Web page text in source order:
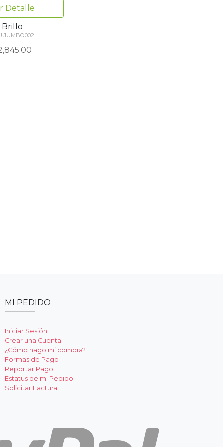
Detalle
Brillo
JUMBO002
MI PEDIDO
Iniciar Sesión
Crear una Cuenta
¿Cómo hago mi compra?
Formas de Pago
Reportar Pago
Estatus de mi Pedido
Solicitar Factura